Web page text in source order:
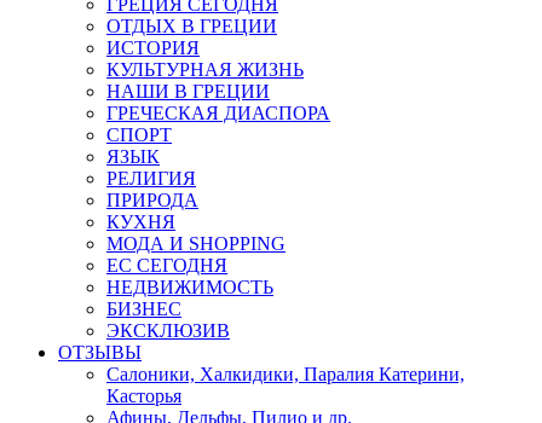
ГРЕЦИЯ СЕГОДНЯ
ОТДЫХ В ГРЕЦИИ
ИСТОРИЯ
КУЛЬТУРНАЯ ЖИЗНЬ
НАШИ В ГРЕЦИИ
ГРЕЧЕСКАЯ ДИАСПОРА
СПОРТ
ЯЗЫК
РЕЛИГИЯ
ПРИРОДА
КУХНЯ
МОДА И SHOPPING
ЕС СЕГОДНЯ
НЕДВИЖИМОСТЬ
БИЗНЕС
ЭКСКЛЮЗИВ
ОТЗЫВЫ
Салоники, Халкидики, Паралия Катерини,
Касторья
Афины, Дельфы, Пилио и др.